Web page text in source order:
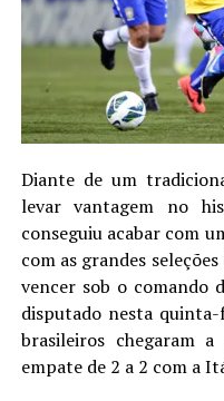
Diante de um
levar vantagem no
conseguiu acabar com
com as grandes
vencer sob o comando
disputado nesta
brasileiros chegaram
empate de 2 a 2 com a